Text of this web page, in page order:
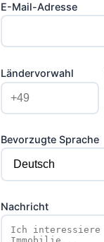
E-Mail-Adresse
Ländervorwahl
Bevorzugte Sprache
Nachricht